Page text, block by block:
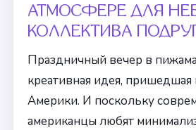
АТМОСФЕРЕ ДЛЯ
КОЛЛЕКТИВА
Праздничный вечер в
креативная идея, пришедшая
Америки. И поскольку
американцы любят